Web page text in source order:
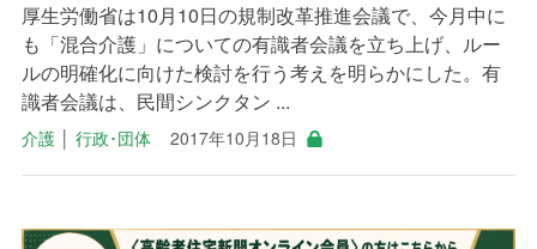
厚生労働省は10月10日の規制改革推進会議で、今月中に
も「混合介護」についての有識者会議を立ち上げ、ルー
ルの明確化に向けた検討を行う考えを明らかにした。有
識者会議は、民間シンクタン ...
介護│ 行政･団体 2017年10月18日